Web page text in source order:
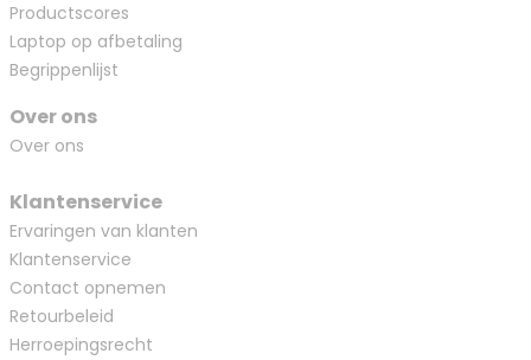
Productscores
Laptop op afbetaling
Begrippenlijst
Over ons
Over ons
Klantenservice
Ervaringen van klanten
Klantenservice
Contact opnemen
Retourbeleid
Herroepingsrecht